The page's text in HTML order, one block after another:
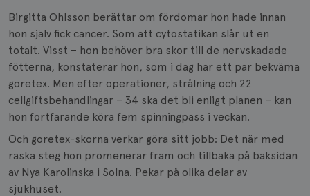
Birgitta Ohlsson berättar om fördomar hon hade innan
hon själv fick cancer. Som att cytostatikan slår ut en
totalt. Visst – hon behöver bra skor till de nervskadade
fötterna, konstaterar hon, som i dag har ett par bekväma
goretex. Men efter operationer, strålning och 22
cellgiftsbehandlingar – 34 ska det bli enligt planen – kan
hon fortfarande köra fem spinningpass i veckan.
Och goretex-skorna verkar göra sitt jobb: Det när med
raska steg hon promenerar fram och tillbaka på baksidan
av Nya Karolinska i Solna. Pekar på olika delar av
sjukhuset.